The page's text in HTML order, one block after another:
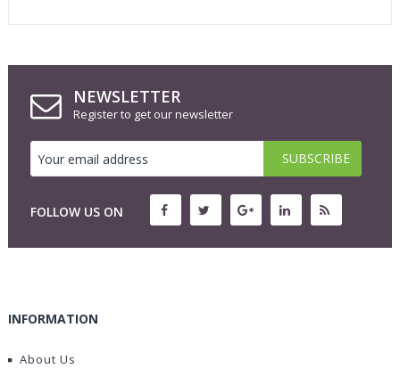
NEWSLETTER
Register to get our newsletter
FOLLOW US ON
INFORMATION
About Us